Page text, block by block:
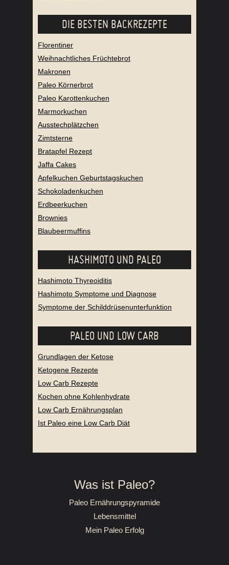
DIE BESTEN BACKREZEPTE
Florentiner
Weihnachtliches Früchtebrot
Makronen
Paleo Körnerbrot
Paleo Karottenkuchen
Marmorkuchen
Ausstechplätzchen
Zimtsterne
Bratapfel Rezept
Jaffa Cakes
Apfelkuchen Geburtstagskuchen
Schokoladenkuchen
Erdbeerkuchen
Brownies
Blaubeermuffins
HASHIMOTO UND PALEO
Hashimoto Thyreoiditis
Hashimoto Symptome und Diagnose
Symptome der Schilddrüsenunterfunktion
PALEO UND LOW CARB
Grundlagen der Ketose
Ketogene Rezepte
Low Carb Rezepte
Kochen ohne Kohlenhydrate
Low Carb Ernährungsplan
Ist Paleo eine Low Carb Diät
Was ist Paleo?
Paleo Ernährungspyramide
Lebensmittel
Mein Paleo Erfolg